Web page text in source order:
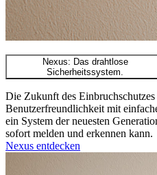
Nexus: Das drahtlose
Sicherheitssystem.
Die Zukunft des
Benutzerfreundlichkeit mit
ein System der neuesten
sofort melden und erkennen kann.
Nexus entdecken